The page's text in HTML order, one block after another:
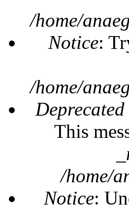
/home/
Notice:
/home/
This
/home/
Notice: